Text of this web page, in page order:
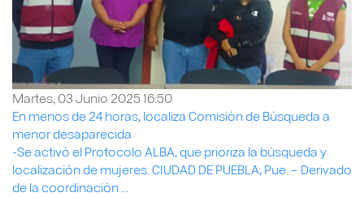
Martes, 03 Junio 2025 16:50
En menos de 24 horas, localiza Comisión de Búsqueda a
menor desaparecida
-Se activó el Protocolo ALBA, que prioriza la búsqueda y
localización de mujeres. CIUDAD DE PUEBLA, Pue. – Derivado
de la coordinación ...